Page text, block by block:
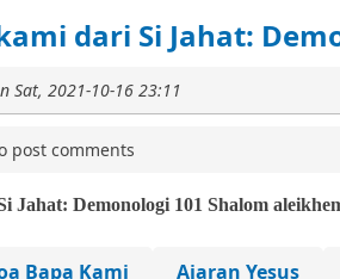
dari Si Jahat:
Sat, 2021-10-16 23:11
post comments
Jahat: Demonologi 101 Shalom
Bapa Kami Ajaran Yesus